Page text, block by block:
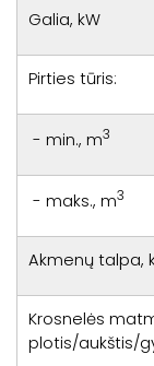
Galia, kW
Pirties tūris:
- min., m3
- maks., m3
Akmenų talpa,
Krosnelės
plotis/aukštis/